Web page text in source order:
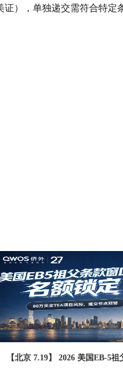
），单独递交需符合特定
【北京 7.19】 2026 美国EB-5祖